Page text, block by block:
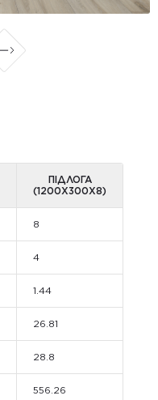
ПІДЛОГА
(1200Х300Х8)
8
4
1.44
26.81
28.8
556.26